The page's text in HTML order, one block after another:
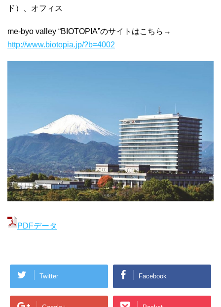
ド）、オフィス
me-byo valley “BIOTOPIA”のサイトはこちら→
http://www.biotopia.jp/?b=4002
PDFデータ
Twitter Facebook